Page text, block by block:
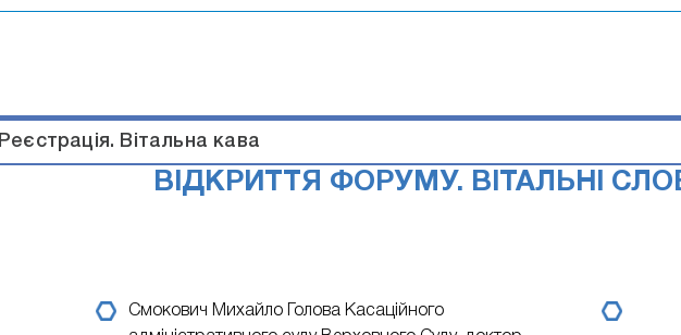
Реєстрація. Вітальна кава
ВІДКРИТТЯ ФОРУМУ. ВІТАЛЬНІ
Смокович МихайлоГолова Касаційного